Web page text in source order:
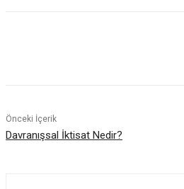
Önceki İçerik
Davranışsal İktisat Nedir?